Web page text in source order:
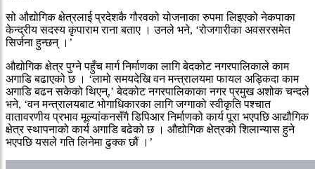
सो औद्योगिक क्षेत्रलाई प्रदेशकै गौरवको योजनाका रुपमा लिइएको नेकपाका
केन्द्रीय सदस्य कृपाराम राना बताए । उनले भने, ‘रोजगारीका अवसरसमेत
सिर्जना हुन्छन् ।’
औद्योगिक क्षेत्र पुग्ने पहुँच मार्ग निर्माणका लागि बेदकोट नगरपालिकाले काम
अगाडि बढाएको छ । ‘लामो समयदेखि वन मन्त्रालयमा फायल अड्किदा काम
अगाडि बढन सकेको थिएन्,’ बेदकोट नगरपालिकाका नगर प्रमुख अशोक चन्दले
भने, ‘वन मन्त्रालयबाट भोगाधिकारका लागि जग्गाको स्वीकृति पश्चात
वातावरणीय प्रभाव मूल्यांकनसँगै डिपिआर निर्माणको कार्य पूरा भएपछि आद्यौगिक
क्षेत्र स्थापनाको कार्य अगाडि बढेको छ । औद्योगिक क्षेत्रको शिलान्यास हुने
भएपछि यसले गति लिनेमा ढुक्क छौं ।’